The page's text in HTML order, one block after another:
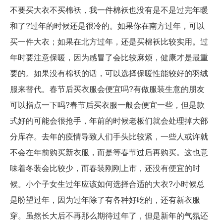
不要买大衣不买棉袄，我一件棉袄也没有是不是过完年暖
和了?过年的时候还是很冷的。如果你在南方过年，可以
买一件大衣；如果在北方过年，还是买棉袄比较实用。过
年时要注意保暖，因为感冒了会比较麻烦，健康才是最重
要的。如果没有棉袄的话，可以选择保暖性能较好的羽绒
服来替代。春节后买衣服会便宜吗?有做服装生意的朋友
可以指点一下吗?春节后买衣服一般会便宜一些，但是款
式好的可能会很抢手，年前的时候老板们就会处理掉大部
分库存。去年的疫情导致人们手头比较紧，一些人或许就
不会在年前购买新衣服，而是等春节过后再购买。这也意
味着冬装会比较少，而春装刚刚上市，还没有便宜的时
候。小个子女生过年应该如何选择合适的大衣?小时候总
是盼望过年，因为过年除了有各种好吃的，还有新衣服
穿。虽然长大后不再那么期待过年了，但是新年的气氛还